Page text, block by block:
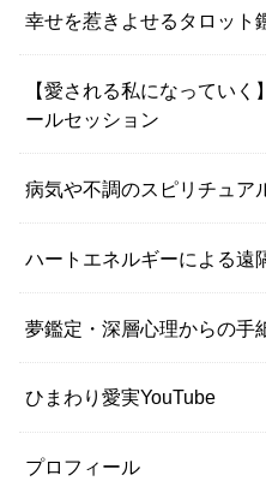
幸せを惹きよせるタロット
【愛される私になってい
ールセッション
病気や不調のスピリチュア
ハートエネルギーによる遠
夢鑑定・深層心理からの手
ひまわり愛実YouTube
プロフィール